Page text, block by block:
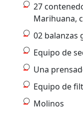
27
Marihuana,
02 balanzas
Equipo de
Una
Equipo de
Molinos